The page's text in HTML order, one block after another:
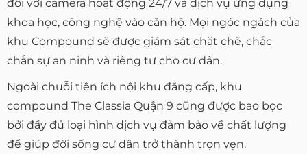
đối với camera hoạt động 24/7 và dịch vụ ứng dụng
khoa học, công nghệ vào căn hộ. Mọi ngóc ngách của
khu Compound sẽ được giám sát chặt chẽ, chắc
chắn sự an ninh và riêng tư cho cư dân.
Ngoài chuỗi tiện ích nội khu đẳng cấp, khu
compound The Classia Quận 9 cũng được bao bọc
bởi đầy đủ loại hình dịch vụ đảm bảo về chất lượng
để giúp đời sống cư dân trở thành trọn vẹn.